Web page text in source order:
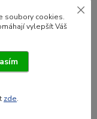
soubory cookies.
vylepšít Váš
zde.